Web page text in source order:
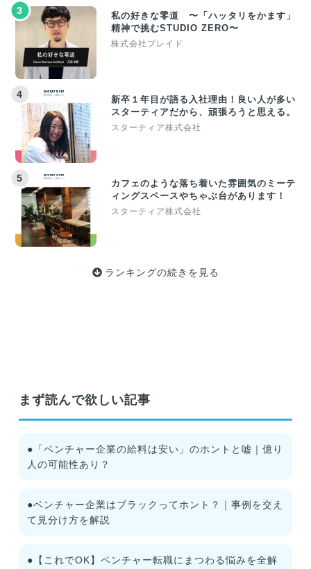
3
私の好きな零道 〜「ハッタリをかます」
精神で挑むSTUDIO ZERO〜
株式会社プレイド
4
新卒１年目が語る入社理由！良い人が多い
スターティアだから、頑張ろうと思える。
スターティア株式会社
5
カフェのような落ち着いた雰囲気のミーテ
ィングスペースやちゃぶ台があります！
スターティア株式会社
ランキングの続きを見る
まず読んで欲しい記事
●「ベンチャー企業の給料は安い」のホントと嘘｜億り
人の可能性あり？
●ベンチャー企業はブラックってホント？｜事例を交え
て見分け方を解説
●【これでOK】ベンチャー転職にまつわる悩みを全解